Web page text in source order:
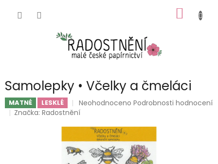
KOŠÍK
Samolepky • Včelky a čmeláci
MATNÉ LESKLÉ
Průměrné
hodnocení
je
0,0
z
5
Neohodnoceno Podrobnosti hodnocení
Značka:Radostnění